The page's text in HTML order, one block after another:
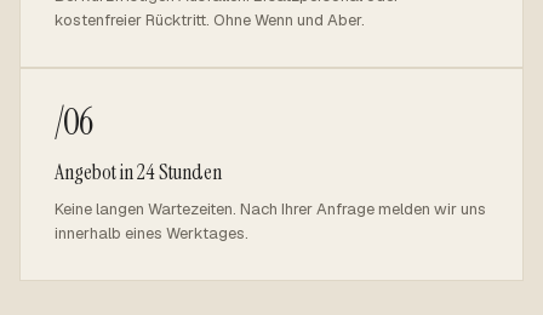
kostenfreier Rücktritt. Ohne Wenn und Aber.
/06
Angebot in 24 Stunden
Keine langen Wartezeiten. Nach Ihrer Anfrage melden wir uns
innerhalb eines Werktages.